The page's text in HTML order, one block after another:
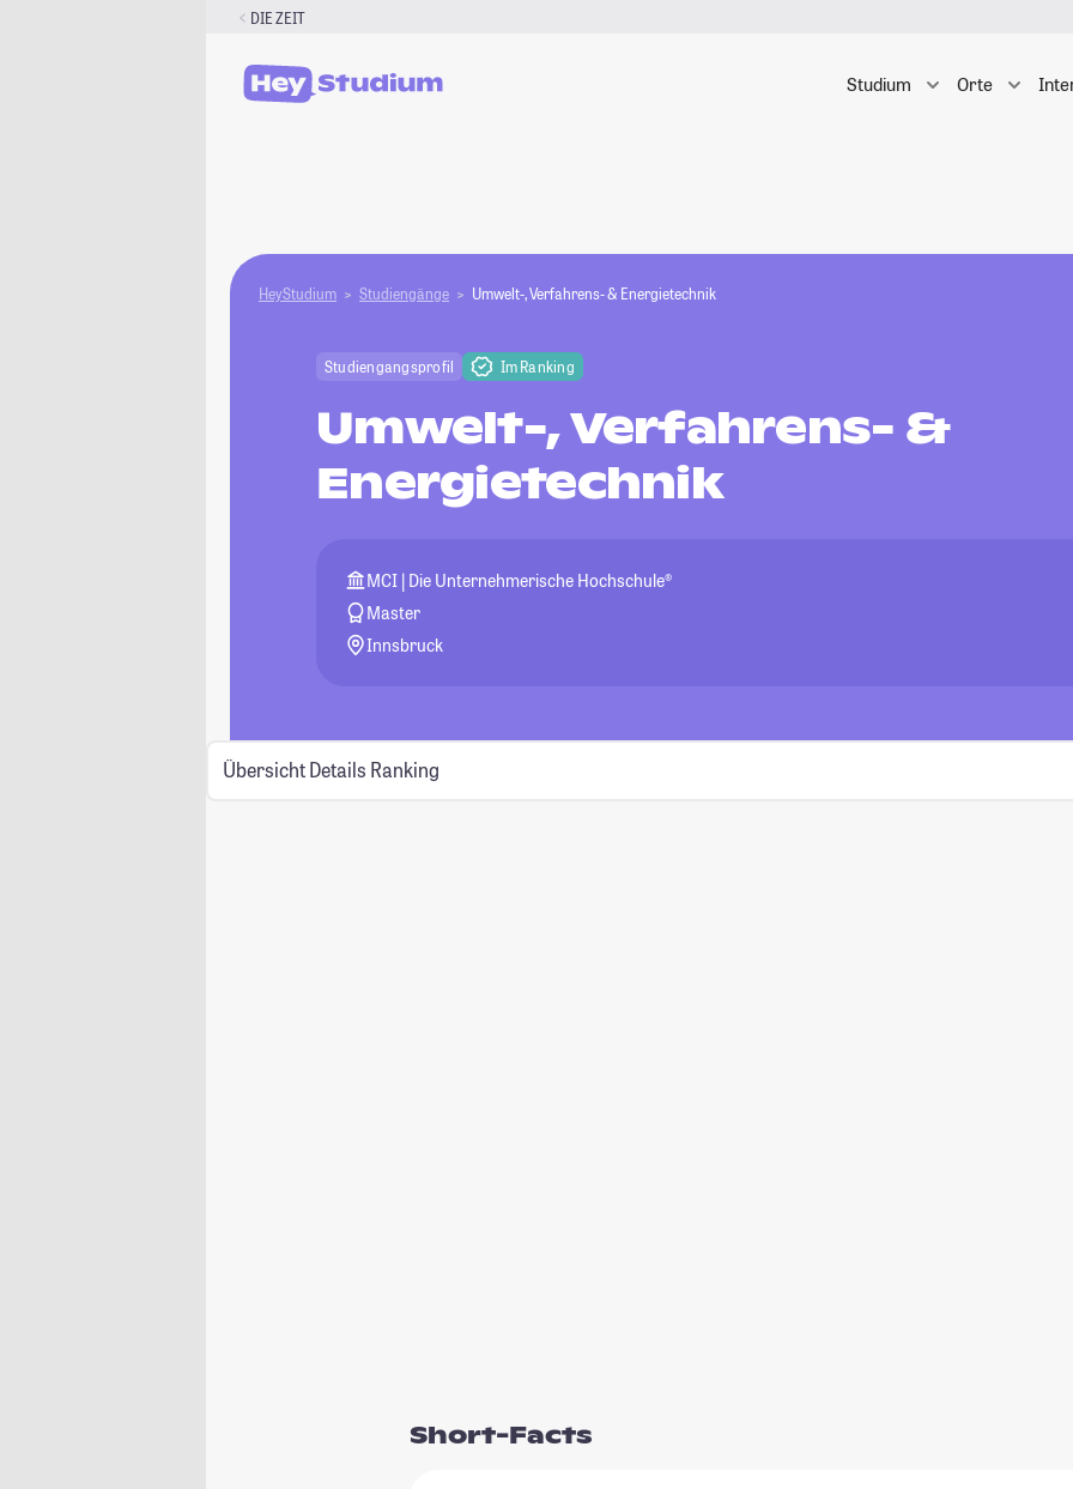
DIE ZEIT
Studium Orte
HeyStudium Studiengänge Umwelt-, Verfahrens- & Energietechnik
Studiengangsprofil Im Ranking
Umwelt-, Verfahrens- &
Energietechnik
MCI | Die Unternehmerische Hochschule®
Master
Innsbruck
Übersicht Details Ranking
Short-Facts